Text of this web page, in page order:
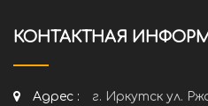
КОНТАКТНАЯ
Адрес :
г. Иркутск ул.